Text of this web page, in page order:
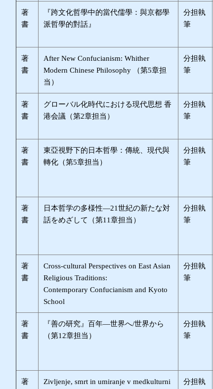
著
書
『跨文化哲學中的當代儒學：與京都學
派哲學的對話』
分担執
筆
著
書
After New Confucianism: Whither
Modern Chinese Philosophy （第5章担
当）
分担執
筆
著
書
グローバル化時代における現代思想 香
港会議（第2章担当）
分担執
筆
著
書
東亞視野下的日本哲學：傳統、現代與
轉化（第5章担当）
分担執
筆
著
書
日本哲学の多様性—21世紀の新たな対
話をめざして（第11章担当）
分担執
筆
著
書
Cross-cultural Perspectives on East Asian
Religious Traditions:
Contemporary Confucianism and Kyoto
School
分担執
筆
著
書
『善の研究』百年—世界へ/世界から
（第12章担当）
分担執
筆
著
Zivljenje, smrt in umiranje v medkulturni
分担執